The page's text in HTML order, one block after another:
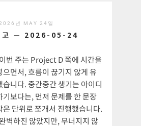
년 MAY 24일
고 — 2026-05-24
번 주는 Project D 쪽에 시간을
면서, 흐름이 끊기지 않게 유
습니다. 중간중간 생기는 아이디
기보다는, 먼저 문제를 한 문장
은 단위로 쪼개서 진행했습니다.
벽하진 않았지만, 무너지지 않